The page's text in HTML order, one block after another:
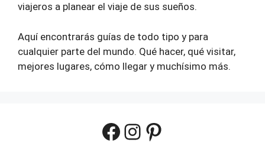
viajeros a planear el viaje de sus sueños.
Aquí encontrarás guías de todo tipo y para
cualquier parte del mundo. Qué hacer, qué visitar,
mejores lugares, cómo llegar y muchísimo más.
Facebook
Instagram
Pinterest